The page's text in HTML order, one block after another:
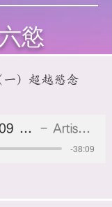
慾
一）超越慾念
20190209 超越慾念 Artist Name
-38:09